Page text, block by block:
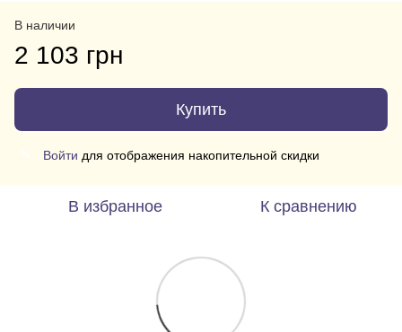
В наличии
2 103 грн
Купить
Войти для отображения накопительной скидки
В избранное К сравнению